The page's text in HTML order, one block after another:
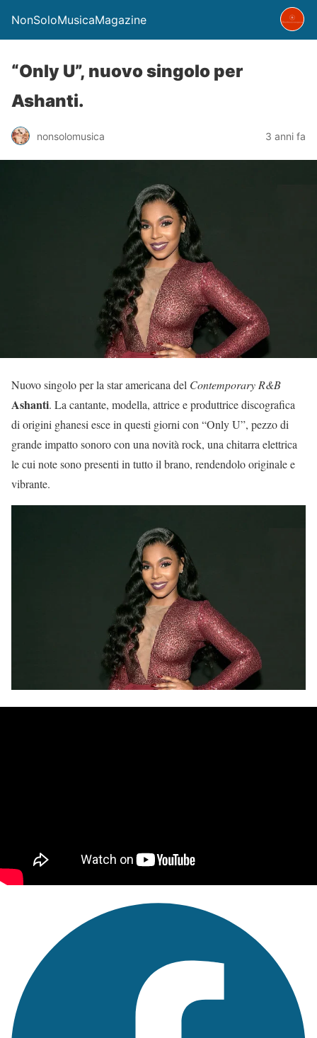
NonSoloMusicaMagazine
“Only U”, nuovo singolo per
Ashanti.
nonsolomusica 3 anni fa
Nuovo singolo per la star americana del Contemporary R&B
Ashanti. La cantante, modella, attrice e produttrice discografica
di origini ghanesi esce in questi giorni con “Only U”, pezzo di
grande impatto sonoro con una novità rock, una chitarra elettrica
le cui note sono presenti in tutto il brano, rendendolo originale e
vibrante.